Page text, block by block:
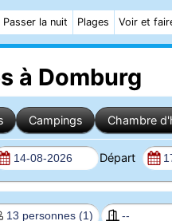
Passer la nuit Plages Voir et
à Domburg
Campings Chambre
Départ